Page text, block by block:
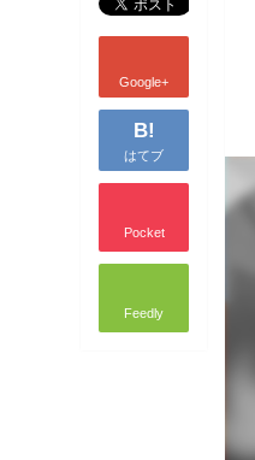
Google+
B!
はてブ
Pocket
Feedly